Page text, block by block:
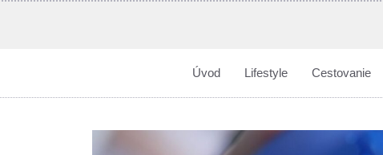
Úvod Lifestyle Cestovanie